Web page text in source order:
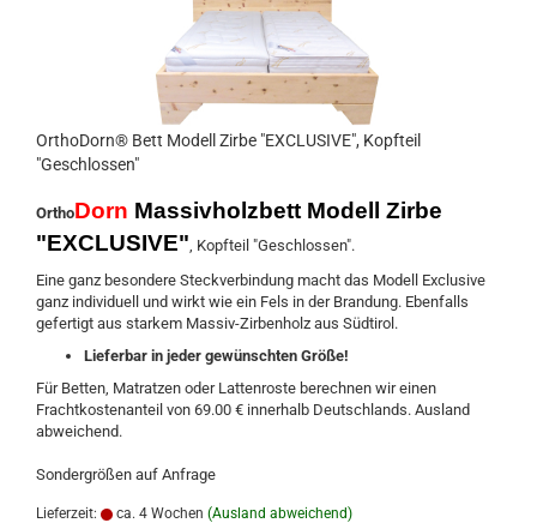
OrthoDorn® Bett Modell Zirbe "EXCLUSIVE", Kopfteil
"Geschlossen"
OrthoDorn Massivholzbett Modell Zirbe
"EXCLUSIVE", Kopfteil "Geschlossen".
Eine ganz besondere Steckverbindung macht das Modell Exclusive
ganz individuell und wirkt wie ein Fels in der Brandung. Ebenfalls
gefertigt aus starkem Massiv-Zirbenholz aus Südtirol.
Lieferbar in jeder gewünschten Größe!
Für Betten, Matratzen oder Lattenroste berechnen wir einen
Frachtkostenanteil von 69.00 € innerhalb Deutschlands. Ausland
abweichend.
Sondergrößen auf Anfrage
Lieferzeit: ca. 4 Wochen (Ausland abweichend)